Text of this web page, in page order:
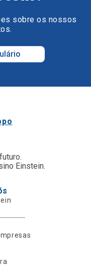
sobre os nossos
Einstein.